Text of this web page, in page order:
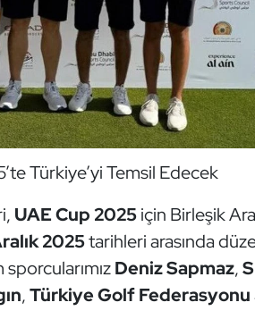
Türkiye’yi Temsil Edecek
UAE Cup 2025için Birleşik
2025tarihleri arasında
Deniz Sapmaz,
,Türkiye Golf Federasyonu